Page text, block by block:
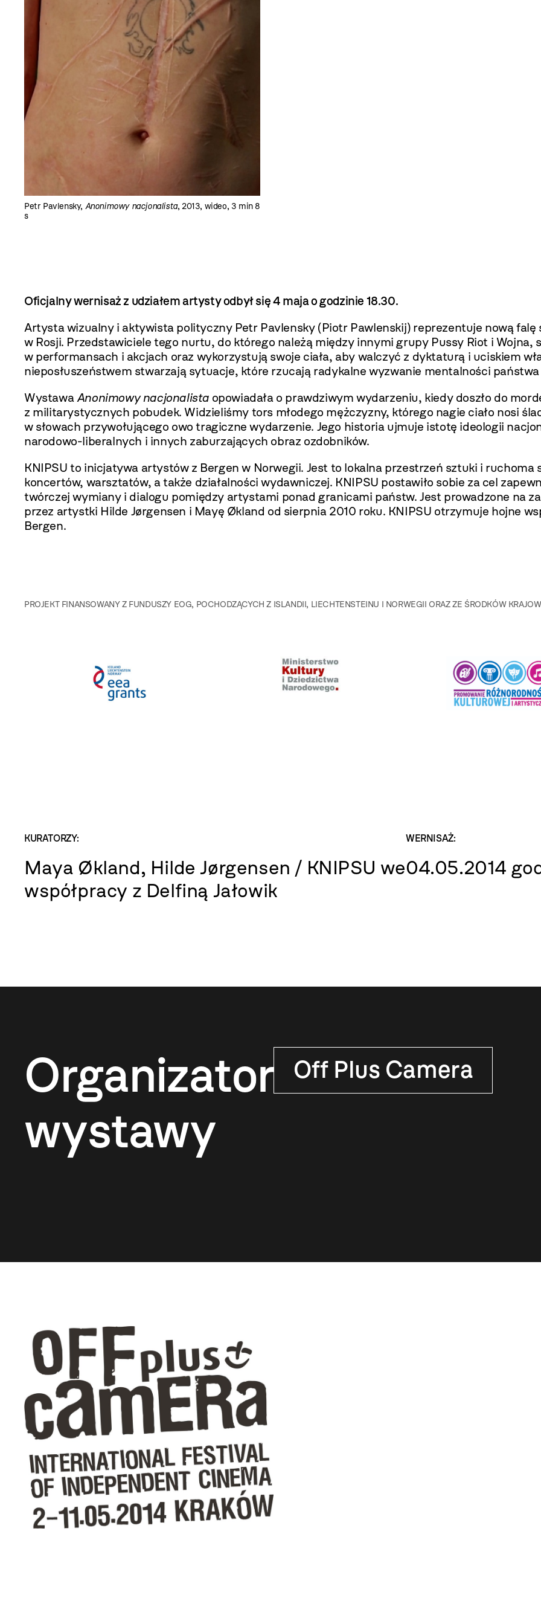
Petr Pavlensky, Anonimowy nacjonalista, 2013, wideo, 3 min 8
s
Oficjalny wernisaż z udziałem artysty odbył się 4 maja o godzinie 18.30.
Artysta wizualny i aktywista polityczny Petr Pavlensky (Piotr Pawlenskij) reprezentuje nową
w Rosji. Przedstawiciele tego nurtu, do którego należą między innymi grupy Pussy Riot i Wojna,
w performansach i akcjach oraz wykorzystują swoje ciała, aby walczyć z dyktaturą i uciskiem
nieposłuszeństwem stwarzają sytuacje, które rzucają radykalne wyzwanie mentalności
WystawaAnonimowy nacjonalista opowiadała o prawdziwym wydarzeniu, kiedy doszło do
z militarystycznych pobudek. Widzieliśmy tors młodego mężczyzny, którego nagie ciało nosi
w słowach przywołującego owo tragiczne wydarzenie. Jego historia ujmuje istotę ideologii
narodowo-liberalnych i innych zaburzających obraz ozdobników.
KNIPSU to inicjatywa artystów z Bergen w Norwegii. Jest to lokalna przestrzeń sztuki i
koncertów, warsztatów, a także działalności wydawniczej. KNIPSU postawiło sobie za cel
twórczej wymiany i dialogu pomiędzy artystami ponad granicami państw. Jest prowadzone na
przez artystki Hilde Jørgensen i Mayę Økland od sierpnia 2010 roku. KNIPSU otrzymuje hojne
Bergen.
PROJEKT FINANSOWANY Z FUNDUSZY EOG, POCHODZĄCYCH Z ISLANDII, LIECHTENSTEINU I NORWEGII ORAZ ZE ŚRODKÓW
KURATORZY:
Maya Økland, Hilde Jørgensen / KNIPSU we
współpracy z Delfiną Jałowik
WERNISAŻ:
04.05.2014
Organizator
wystawy
Off Plus Camera